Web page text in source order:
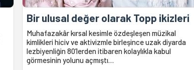
Bir ulusal değer olarak Topp ikizleri
Muhafazakâr kırsal kesimle özdeşleşen müzikal
kimlikleri hiciv ve aktivizmle birleşince uzak diyarda
lezbiyenliğin 80’lerden itibaren kolaylıkla kabul
görmesinin yolunu açmıştı…